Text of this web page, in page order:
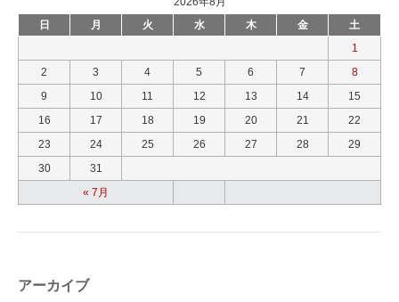
日
月 火 水 木 金 土
« 7月
1
2
3 4 5 6 7
8
9
10 11 12 13 14
15
16
17 18 19 20 21
22
23
24 25 26 27 28
29
30
31
アーカイブ